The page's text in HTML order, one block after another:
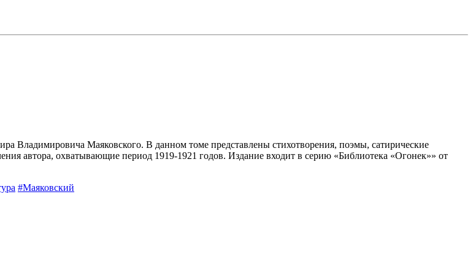
Владимировича Маяковского. В данном томе представлены стихотворения, поэмы, сатирические
автора, охватывающие период 1919-1921 годов. Издание входит в серию «Библиотека «Огонек»» от
#Маяковский